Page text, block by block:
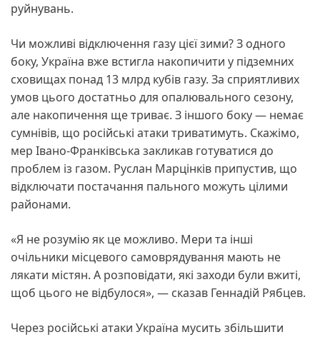
руйнувань.
Чи можливі відключення газу цієї зими? З одного
боку, Україна вже встигла накопичити у підземних
сховищах понад 13 млрд кубів газу. За сприятливих
умов цього достатньо для опалювального сезону,
але накопичення ще триває. З іншого боку — немає
сумнівів, що російські атаки триватимуть. Скажімо,
мер Івано-Франківська закликав готуватися до
проблем із газом. Руслан Марцінків припустив, що
відключати постачання пального можуть цілими
районами.
«Я не розумію як це можливо. Мери та інші
очільники місцевого самоврядування мають не
лякати містян. А розповідати, які заходи були вжиті,
щоб цього не відбулося», — сказав Геннадій Рябцев.
Через російські атаки Україна мусить збільшити